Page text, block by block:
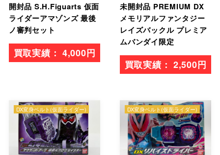
開封品 S.H.Figuarts 仮面
ライダーアマゾンズ 最後
ノ審判セット
4,000円
未開封品 PREMIUM DX
メモリアルファンタジー
レイズバックル プレミア
ムバンダイ限定
2,500円
DX変身ベルト(仮面ライダー) DX変身ベルト(仮面ライダー)